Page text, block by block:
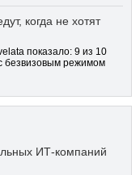
когда не хотят
показало: 9 из 10
безвизовым режимом
ИТ-компаний